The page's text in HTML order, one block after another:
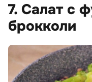
7. Салат с
брокколи